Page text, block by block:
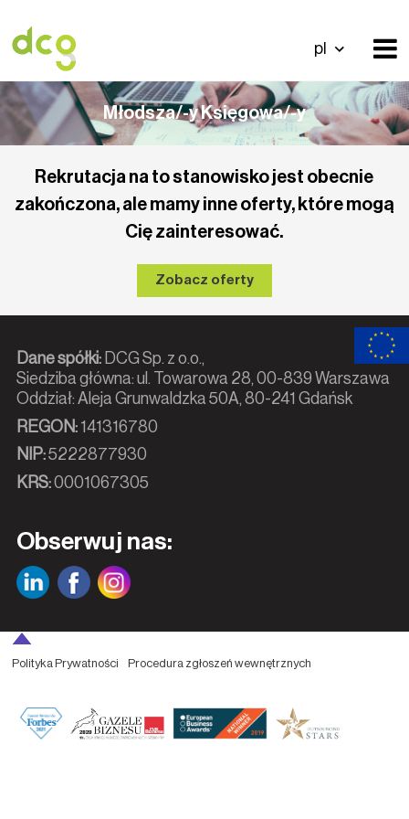
pl
Młodsza/-y Księgowa/-y
Rekrutacja na to stanowisko jest obecnie
zakończona, ale mamy inne oferty, które mogą
Cię zainteresować.
Zobacz oferty
Dane spółki:DCG Sp. z o.o.,
Siedziba główna: ul. Towarowa 28, 00-839 Warszawa
Oddział: Aleja Grunwaldzka 50A, 80-241 Gdańsk
REGON:141316780
NIP:5222877930
KRS:0001067305
Obserwuj nas:
Polityka Prywatności Procedura zgłoszeń wewnętrznych